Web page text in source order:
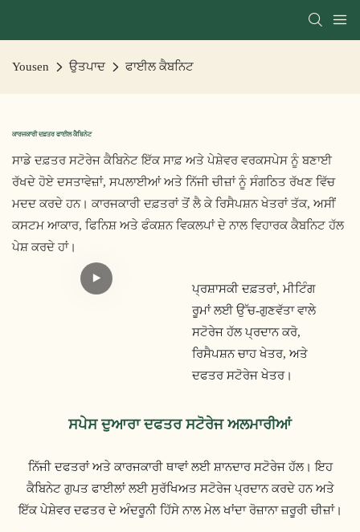
Yousen ਉਤਪਾਦ ਫਾਈਲ ਕੈਬਨਿਟ
ਕਾਰਜਕਾਰੀ ਦਫ਼ਤਰ ਫਾਈਲ ਕੈਬਿਨੇਟ
ਸਾਡੇ ਦਫ਼ਤਰ ਸਟੋਰੇਜ ਕੈਬਿਨੇਟ ਇੱਕ ਸਾਫ਼ ਅਤੇ ਪੇਸ਼ੇਵਰ ਵਰਕਸਪੇਸ ਨੂੰ ਬਣਾਈ
ਰੱਖਦੇ ਹੋਏ ਦਸਤਾਵੇਜ਼ਾਂ, ਸਪਲਾਈਆਂ ਅਤੇ ਨਿੱਜੀ ਚੀਜ਼ਾਂ ਨੂੰ ਸੰਗਠਿਤ ਰੱਖਣ ਵਿੱਚ
ਮਦਦ ਕਰਦੇ ਹਨ। ਕਾਰਜਕਾਰੀ ਦਫ਼ਤਰਾਂ ਤੋਂ ਲੈ ਕੇ ਰਿਸੈਪਸ਼ਨ ਖੇਤਰਾਂ ਤੱਕ, ਅਸੀਂ
ਕਸਟਮ ਆਕਾਰ, ਫਿਨਿਸ਼ ਅਤੇ ਫੰਕਸ਼ਨ ਵਿਕਲਪਾਂ ਦੇ ਨਾਲ ਵਿਹਾਰਕ ਕੈਬਨਿਟ ਹੱਲ
ਪੇਸ਼ ਕਰਦੇ ਹਾਂ।
ਪ੍ਰਸ਼ਾਸਕੀ ਦਫ਼ਤਰਾਂ, ਮੀਟਿੰਗ
ਰੂਮਾਂ ਲਈ ਉੱਚ-ਗੁਣਵੱਤਾ ਵਾਲੇ
ਸਟੋਰੇਜ ਹੱਲ ਪ੍ਰਦਾਨ ਕਰੋ,
ਰਿਸੈਪਸ਼ਨ ਚਾਹ ਖੇਤਰ, ਅਤੇ
ਦਫਤਰ ਸਟੋਰੇਜ ਖੇਤਰ।
ਸਪੇਸ ਦੁਆਰਾ ਦਫਤਰ ਸਟੋਰੇਜ ਅਲਮਾਰੀਆਂ
ਨਿੱਜੀ ਦਫਤਰਾਂ ਅਤੇ ਕਾਰਜਕਾਰੀ ਥਾਵਾਂ ਲਈ ਸ਼ਾਨਦਾਰ ਸਟੋਰੇਜ ਹੱਲ। ਇਹ
ਕੈਬਿਨੇਟ ਗੁਪਤ ਫਾਈਲਾਂ ਲਈ ਸੁਰੱਖਿਅਤ ਸਟੋਰੇਜ ਪ੍ਰਦਾਨ ਕਰਦੇ ਹਨ ਅਤੇ
ਇੱਕ ਪੇਸ਼ੇਵਰ ਦਫਤਰ ਦੇ ਅੰਦਰੂਨੀ ਹਿੱਸੇ ਨਾਲ ਮੇਲ ਖਾਂਦਾ ਰੋਜ਼ਾਨਾ ਜ਼ਰੂਰੀ ਚੀਜ਼ਾਂ।